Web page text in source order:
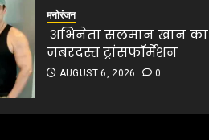
मनोरंजन
अभिनेता सलमान खान का
जबरदस्त ट्रांसफॉर्मेशन
AUGUST 6, 2026 0